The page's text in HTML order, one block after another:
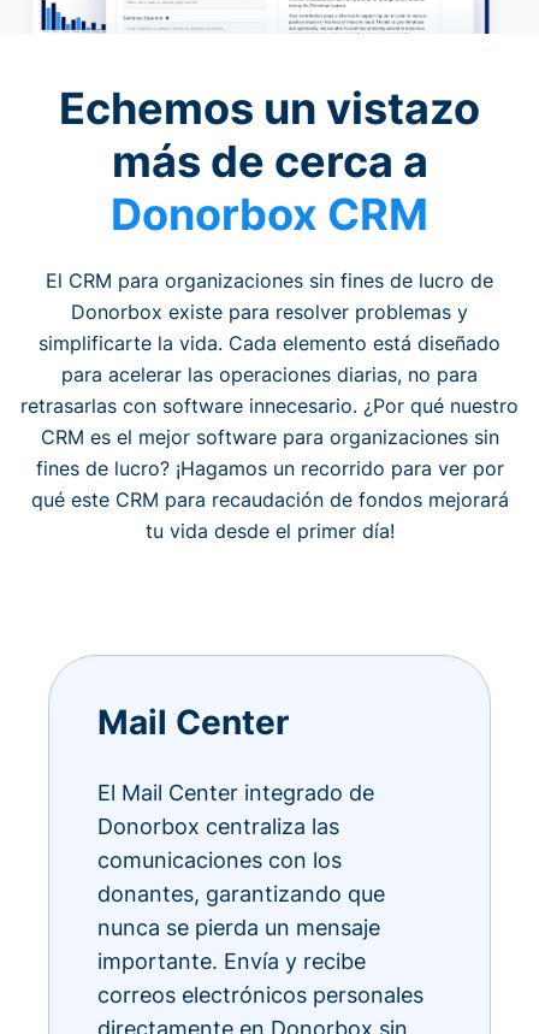
Echemos un vistazo
más de cerca a
Donorbox CRM
El CRM para organizaciones sin fines de lucro de
Donorbox existe para resolver problemas y
simplificarte la vida. Cada elemento está diseñado
para acelerar las operaciones diarias, no para
retrasarlas con software innecesario. ¿Por qué nuestro
CRM es el mejor software para organizaciones sin
fines de lucro? ¡Hagamos un recorrido para ver por
qué este CRM para recaudación de fondos mejorará
tu vida desde el primer día!
Mail Center
El Mail Center integrado de
Donorbox centraliza las
comunicaciones con los
donantes, garantizando que
nunca se pierda un mensaje
importante. Envía y recibe
correos electrónicos personales
directamente en Donorbox sin